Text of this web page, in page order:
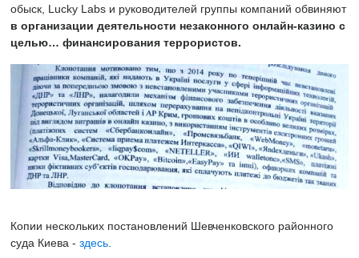
обыск, Lucky Labs и руководителей группы компаний обвиняют
в организации деятельности незаконного онлайн-казино с
целью… финансирования террористов.
Копии нескольких постановлений Шевченковского районного
суда Киева - здесь.